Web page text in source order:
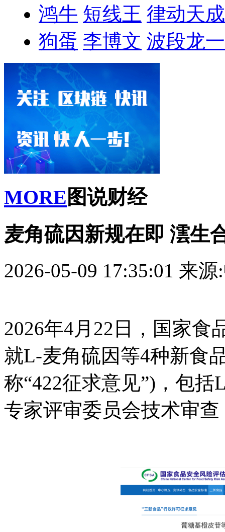
鸿牛 短线王 律动天成
狗蛋 李博文 波段龙一
MORE 图说财经
麦角硫因新规在即 澐生
2026-05-09 17:35:01 来源
2026年4月22日，国家食
就L-麦角硫因等4种新食
称“422征求意见”)，包
专家评审委员会技术审